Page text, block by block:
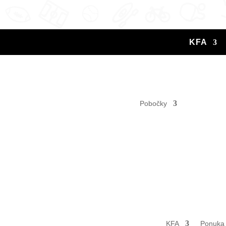
KFA
Pobočky
KFA Ponuka